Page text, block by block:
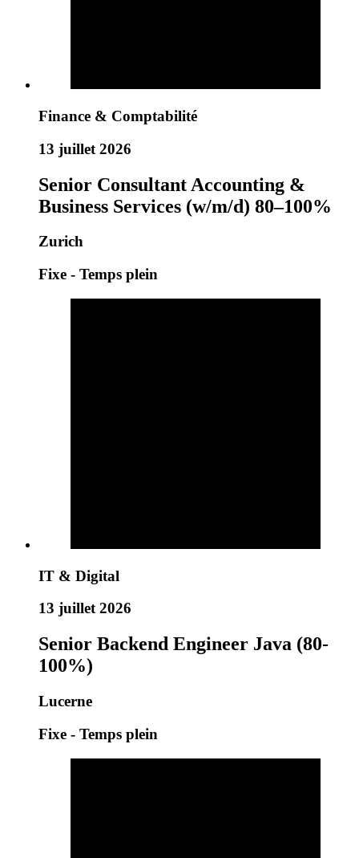
Finance & Comptabilité
13 juillet 2026
Senior Consultant Accounting &
Business Services (w/m/d) 80–100%
Zurich
Fixe - Temps plein
IT & Digital
13 juillet 2026
Senior Backend Engineer Java (80-
100%)
Lucerne
Fixe - Temps plein